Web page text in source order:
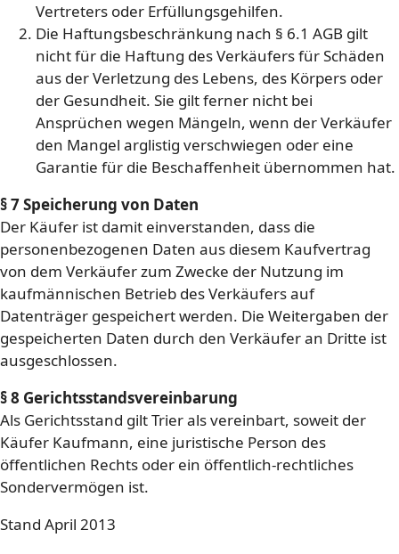
Vertreters oder Erfüllungsgehilfen.
Die Haftungsbeschränkung nach § 6.1 AGB gilt
nicht für die Haftung des Verkäufers für Schäden
aus der Verletzung des Lebens, des Körpers oder
der Gesundheit. Sie gilt ferner nicht bei
Ansprüchen wegen Mängeln, wenn der Verkäufer
den Mangel arglistig verschwiegen oder eine
Garantie für die Beschaffenheit übernommen hat.
§ 7 Speicherung von Daten
Der Käufer ist damit einverstanden, dass die
personenbezogenen Daten aus diesem Kaufvertrag
von dem Verkäufer zum Zwecke der Nutzung im
kaufmännischen Betrieb des Verkäufers auf
Datenträger gespeichert werden. Die Weitergaben der
gespeicherten Daten durch den Verkäufer an Dritte ist
ausgeschlossen.
§ 8 Gerichtsstandsvereinbarung
Als Gerichtsstand gilt Trier als vereinbart, soweit der
Käufer Kaufmann, eine juristische Person des
öffentlichen Rechts oder ein öffentlich-rechtliches
Sondervermögen ist.
Stand April 2013